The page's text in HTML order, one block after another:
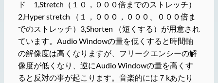
ド 1,Stretch（１０，０００倍までのストレッチ）
2,Hyper stretch （１，０００，０００、０００倍ま
でのストレッチ）3,Shorten （短くする）が用意され
ています。Audio Windowの量を低くすると時間軸
の解像度は高くなりますが、フリークエンシーの解
像度が低くなり、逆にAudio Windowの量を高くす
ると反対の事が起こります。音楽的には７kあたり